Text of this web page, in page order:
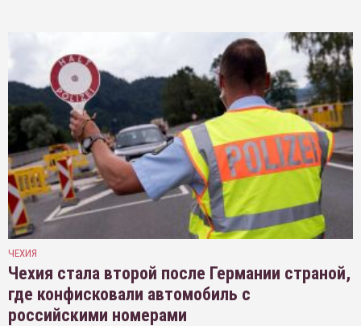
ЧЕХИЯ
Чехия стала второй после Германии страной,
где конфисковали автомобиль с
российскими номерами